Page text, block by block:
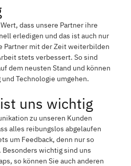
dass unsere Partner ihre
erledigen und das ist auch nur
Partner mit der Zeit weiterbilden
stets verbessert. So sind
dem neusten Stand und können
Technologie umgehen.
uns wichtig
zu unseren Kunden
alles reibungslos abgelaufen
um Feedback, denn nur so
wichtig sind uns
so können Sie auch anderen